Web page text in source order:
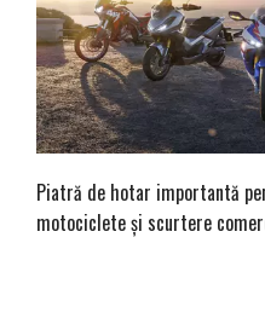
Piatră de hotar importantă
motociclete și scurtere